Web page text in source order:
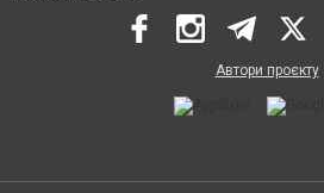
Автори проєкту